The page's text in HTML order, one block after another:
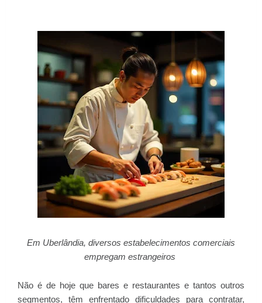
Em Uberlândia, diversos estabelecimentos comerciais
empregam estrangeiros
Não é de hoje que bares e restaurantes e tantos outros
segmentos, têm enfrentado dificuldades para contratar,